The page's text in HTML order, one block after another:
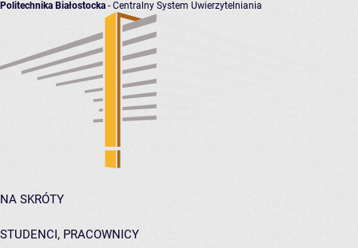
Politechnika Białostocka - Centralny System Uwierzytelniania
NA SKRÓTY
STUDENCI, PRACOWNICY